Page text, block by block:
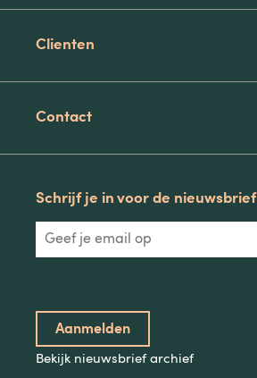
Clienten
Contact
Schrijf je in voor de nieuwsbrief
Bekijk nieuwsbrief archief